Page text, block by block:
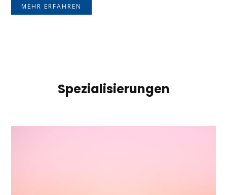
MEHR ERFAHREN
Spezialisierungen